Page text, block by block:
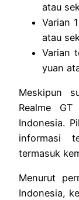
atau
Varian
atau
Varian
yuan
Meskipun
Realme
Indonesia.
informasi
termasuk
Menurut
Indonesia,